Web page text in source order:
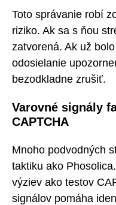
Toto správanie robí
riziko. Ak sa s ňou
zatvorená. Ak už
odosielanie
bezodkladne zrušiť.
Varovné signály
CAPTCHA
Mnoho podvodných
taktiku ako
výziev ako testov
signálov pomáha